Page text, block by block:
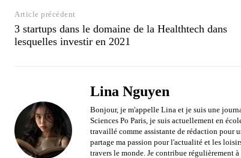
Article précédent
3 startups dans le domaine de la Healthtech dans
lesquelles investir en 2021
Lina Nguyen
Bonjour, je m'appelle Lina et je suis une
Sciences Po Paris, je suis actuellement en
travaillé comme assistante de rédaction pour
partage ma passion pour l'actualité et les
travers le monde. Je contribue régulièrement